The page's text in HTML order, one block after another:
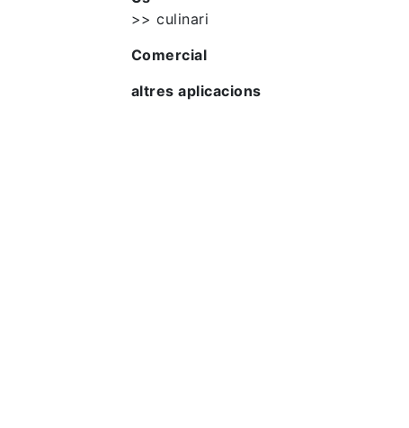
>> culinari
Comercial
altres aplicacions